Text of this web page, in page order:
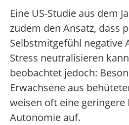
Eine US-Studie aus dem
zudem den Ansatz, dass
Selbstmitgefühl negative
Stress neutralisieren
beobachtet jedoch:
Erwachsene aus
weisen oft eine geringere
Autonomie auf.